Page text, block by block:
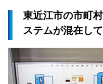
東近江市の市町
ステムが混在し